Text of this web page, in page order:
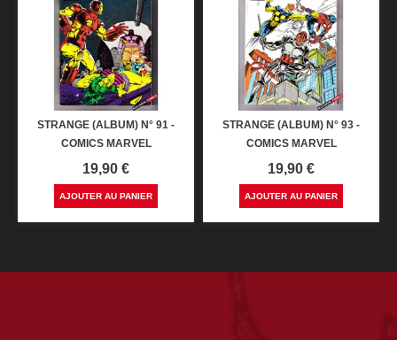
STRANGE (ALBUM) N° 91 -
COMICS MARVEL
Prix
19,90 €
AJOUTER AU PANIER
STRANGE (ALBUM) N° 93 -
COMICS MARVEL
Prix
19,90 €
AJOUTER AU PANIER